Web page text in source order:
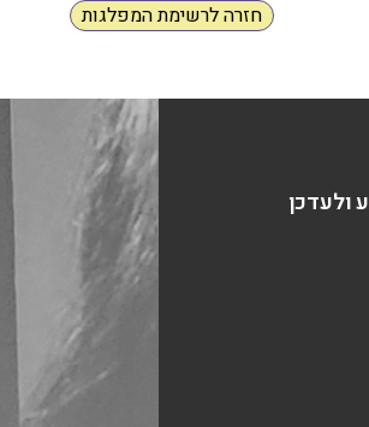
חזרה לרשימת המפלגות
ולעדכן